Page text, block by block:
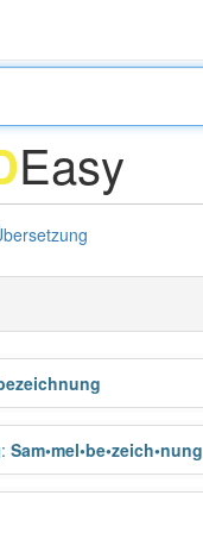
Easy
: Sam•mel•be•zeich•nung